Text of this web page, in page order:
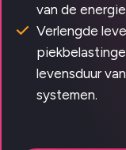
van de
Verlengde
levensduur
systemen.